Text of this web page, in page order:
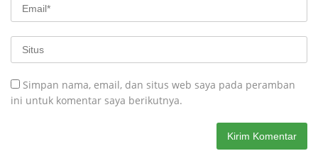
Simpan nama, email, dan situs web saya pada peramban
ini untuk komentar saya berikutnya.